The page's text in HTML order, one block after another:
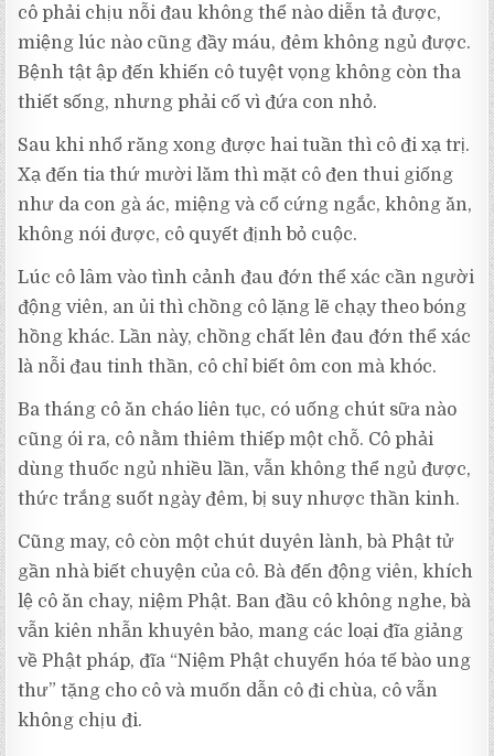
cô phải chịu nỗi đau không thể nào diễn tả được,
miệng lúc nào cũng đầy máu, đêm không ngủ được.
Bệnh tật ập đến khiến cô tuyệt vọng không còn tha
thiết sống, nhưng phải cố vì đứa con nhỏ.
Sau khi nhổ răng xong được hai tuần thì cô đi xạ trị.
Xạ đến tia thứ mười lăm thì mặt cô đen thui giống
như da con gà ác, miệng và cổ cứng ngắc, không ăn,
không nói được, cô quyết định bỏ cuộc.
Lúc cô lâm vào tình cảnh đau đớn thể xác cần người
động viên, an ủi thì chồng cô lặng lẽ chạy theo bóng
hồng khác. Lần này, chồng chất lên đau đớn thể xác
là nỗi đau tinh thần, cô chỉ biết ôm con mà khóc.
Ba tháng cô ăn cháo liên tục, có uống chút sữa nào
cũng ói ra, cô nằm thiêm thiếp một chỗ. Cô phải
dùng thuốc ngủ nhiều lần, vẫn không thể ngủ được,
thức trắng suốt ngày đêm, bị suy nhược thần kinh.
Cũng may, cô còn một chút duyên lành, bà Phật tử
gần nhà biết chuyện của cô. Bà đến động viên, khích
lệ cô ăn chay, niệm Phật. Ban đầu cô không nghe, bà
vẫn kiên nhẫn khuyên bảo, mang các loại đĩa giảng
về Phật pháp, đĩa “Niệm Phật chuyển hóa tế bào ung
thư” tặng cho cô và muốn dẫn cô đi chùa, cô vẫn
không chịu đi.